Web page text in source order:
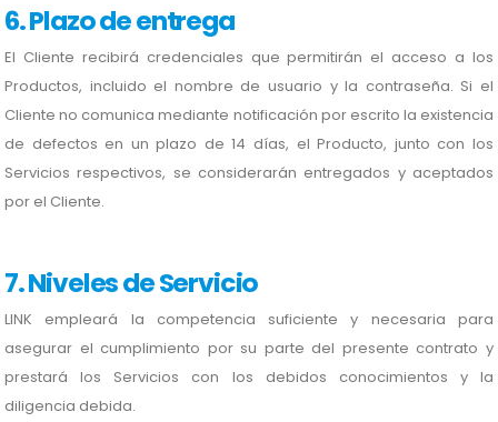
6. Plazo de entrega
El Cliente recibirá credenciales que permitirán el acceso a los
Productos, incluido el nombre de usuario y la contraseña. Si el
Cliente no comunica mediante notificación por escrito la existencia
de defectos en un plazo de 14 días, el Producto, junto con los
Servicios respectivos, se considerarán entregados y aceptados
por el Cliente.
7. Niveles de Servicio
LINK empleará la competencia suficiente y necesaria para
asegurar el cumplimiento por su parte del presente contrato y
prestará los Servicios con los debidos conocimientos y la
diligencia debida.